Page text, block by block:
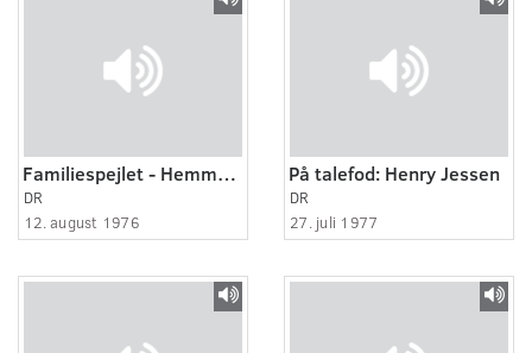
Familiespejlet - Hemmelige breve
DR
12. august 1976
På talefod: Henry Jessen
DR
27. juli 1977